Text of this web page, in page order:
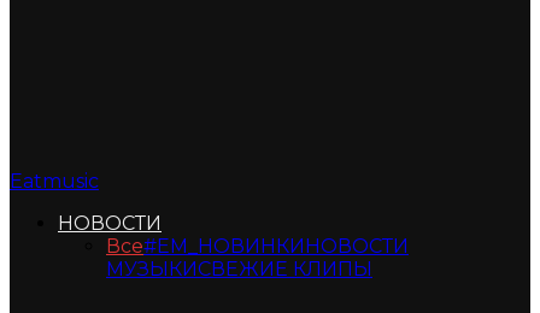
Eatmusic
НОВОСТИ
Все#ЕМ_НОВИНКИНОВОСТИ
МУЗЫКИСВЕЖИЕ КЛИПЫ